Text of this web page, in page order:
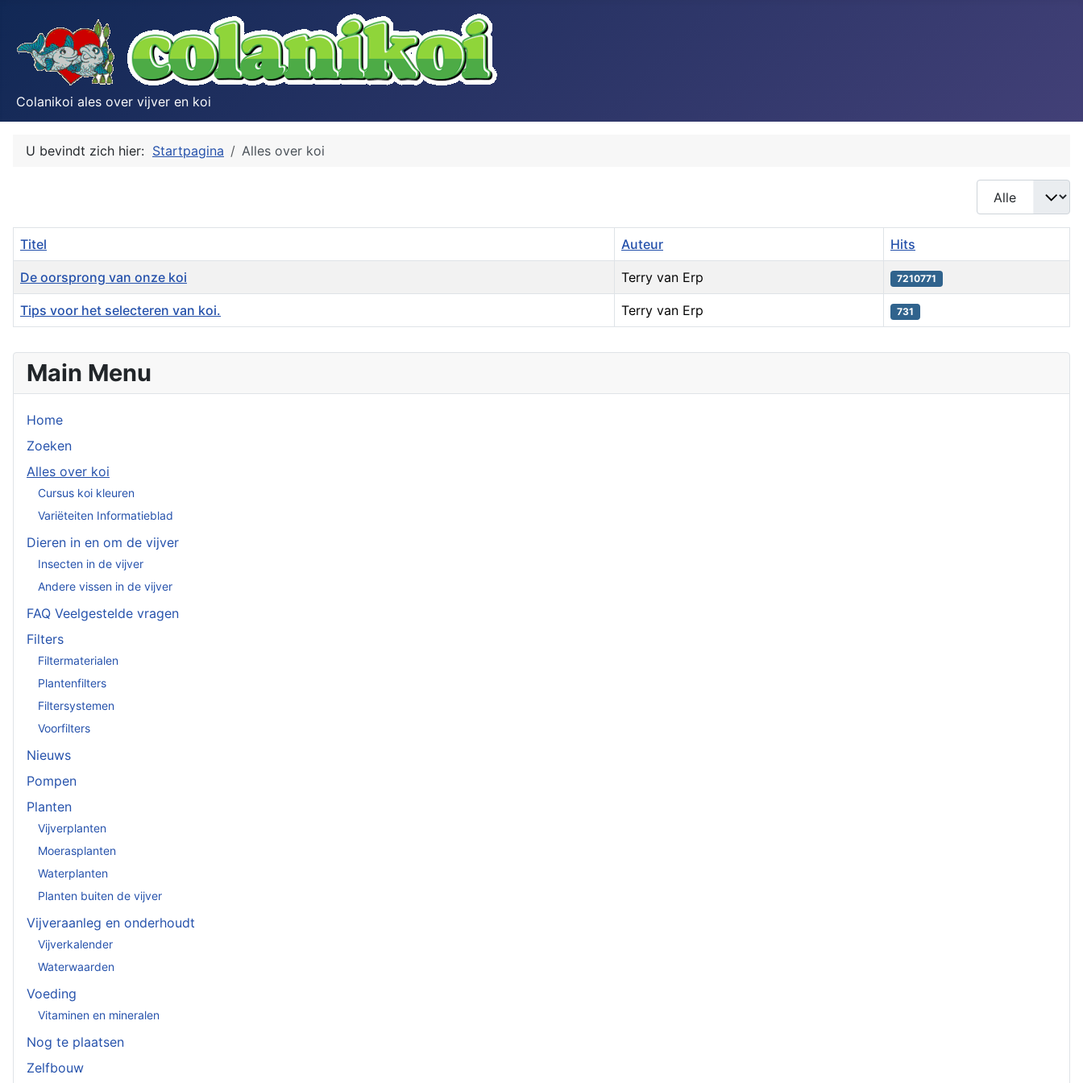
Colanikoi ales over vijver en koi
U bevindt zich hier: Startpagina Alles over koi
Toon #
Titel Auteur Hits
De oorsprong van onze koi Terry van Erp 7210771
Tips voor het selecteren van koi. Terry van Erp 731
Main Menu
Home
Zoeken
Alles over koi
Cursus koi kleuren
Variëteiten Informatieblad
Dieren in en om de vijver
Insecten in de vijver
Andere vissen in de vijver
FAQ Veelgestelde vragen
Filters
Filtermaterialen
Plantenfilters
Filtersystemen
Voorfilters
Nieuws
Pompen
Planten
Vijverplanten
Moerasplanten
Waterplanten
Planten buiten de vijver
Vijveraanleg en onderhoudt
Vijverkalender
Waterwaarden
Voeding
Vitaminen en mineralen
Nog te plaatsen
Zelfbouw